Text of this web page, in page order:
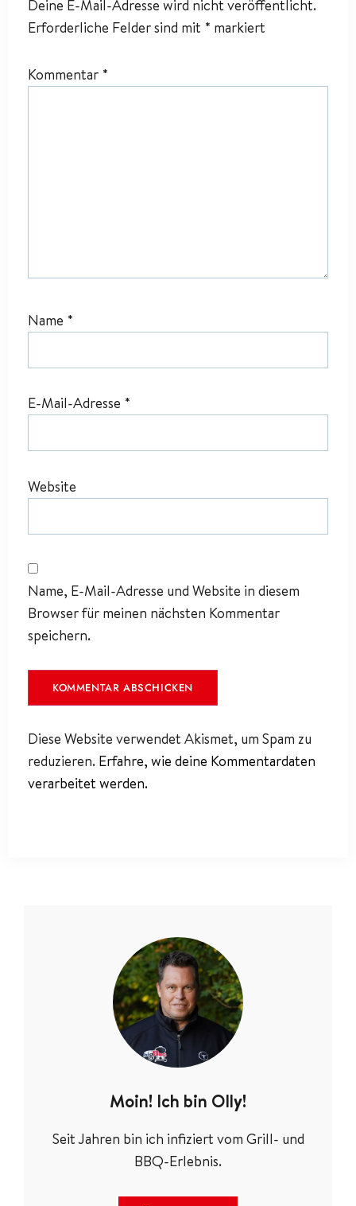
Deine E-Mail-Adresse wird nicht veröffentlicht.
Erforderliche Felder sind mit * markiert
Kommentar *
Name *
E-Mail-Adresse *
Website
Name, E-Mail-Adresse und Website in diesem
Browser für meinen nächsten Kommentar
speichern.
Diese Website verwendet Akismet, um Spam zu
reduzieren. Erfahre, wie deine Kommentardaten
verarbeitet werden.
Moin! Ich bin Olly!
Seit Jahren bin ich infiziert vom Grill- und
BBQ-Erlebnis.